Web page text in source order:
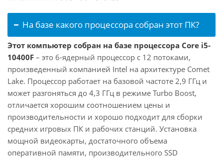
На базе какого процессора собран этот ПК?
Этот компьютер собран на базе процессора Core i5-
10400F – это 6-ядерный процессор с 12 потоками,
произведенный компанией Intel на архитектуре Comet
Lake. Процессор работает на базовой частоте 2,9 ГГц и
может разгоняться до 4,3 ГГц в режиме Turbo Boost,
отличается хорошим соотношением цены и
производительности и хорошо подходит для сборки
средних игровых ПК и рабочих станций. Установка
мощной видеокарты, достаточного объема
оперативной памяти, производительного SSD